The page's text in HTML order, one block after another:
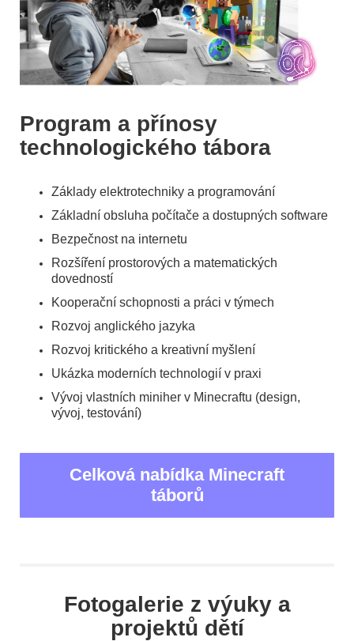
Program a přínosy
technologického tábora
Základy elektrotechniky a programování
Základní obsluha počítače a dostupných software
Bezpečnost na internetu
Rozšíření prostorových a matematických
dovedností
Kooperační schopnosti a práci v týmech
Rozvoj anglického jazyka
Rozvoj kritického a kreativní myšlení
Ukázka moderních technologií v praxi
Vývoj vlastních miniher v Minecraftu (design,
vývoj, testování)
Celková nabídka Minecraft
táborů
Fotogalerie z výuky a
projektů dětí